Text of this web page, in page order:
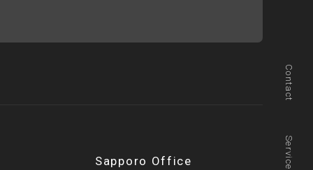
Contact
Service
Sapporo Office